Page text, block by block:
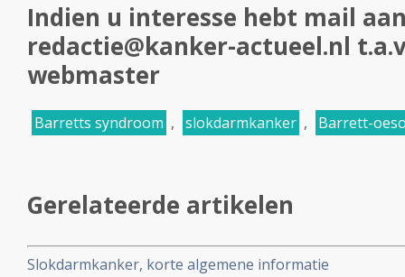
Indien u interesse hebt mail
redactie@kanker-actueel.nl
webmaster
Barretts syndroom , slokdarmkanker , Barrett-
Gerelateerde artikelen
Slokdarmkanker, korte algemene informatie